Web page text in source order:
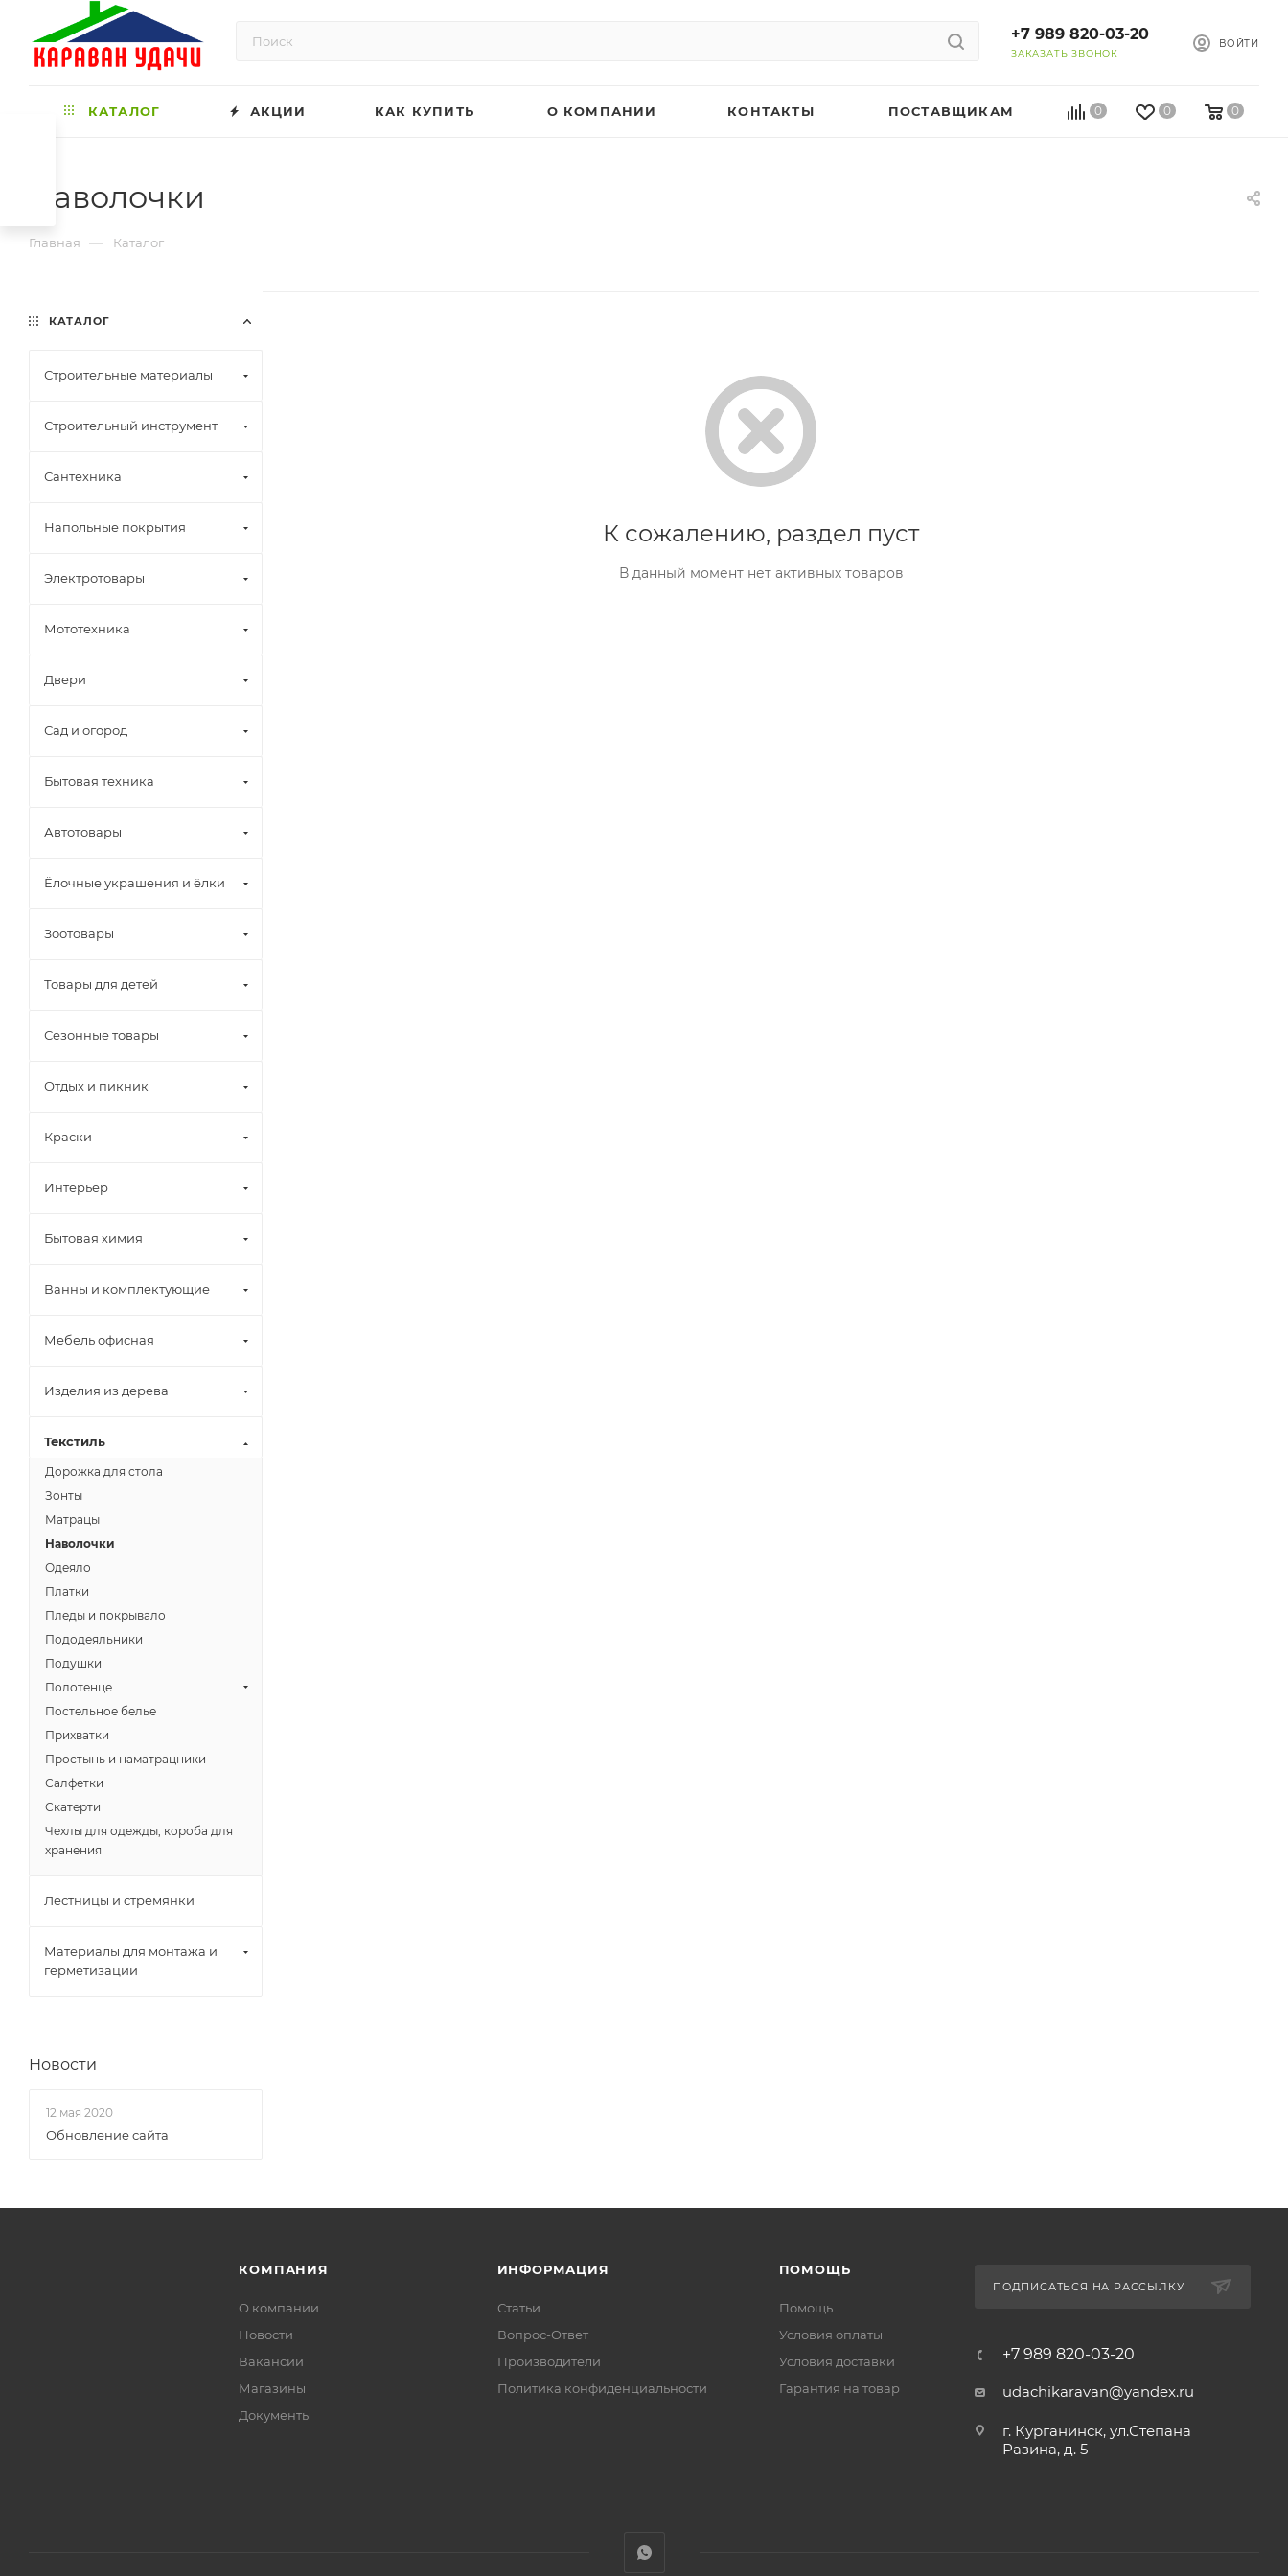
+7 989 820-03-20
ЗАКАЗАТЬ ЗВОНОК
ВОЙТИ
0 0 0
КАТАЛОГ АКЦИИ КАК КУПИТЬ О КОМПАНИИ КОНТАКТЫ ПОСТАВЩИКАМ
Наволочки
Главная — Каталог
К сожалению, раздел пуст
В данный момент нет активных товаров
КАТАЛОГ
Строительные материалы
Строительный инструмент
Сантехника
Напольные покрытия
Электротовары
Мототехника
Двери
Сад и огород
Бытовая техника
Автотовары
Ёлочные украшения и ёлки
Зоотовары
Товары для детей
Сезонные товары
Отдых и пикник
Краски
Интерьер
Бытовая химия
Ванны и комплектующие
Мебель офисная
Изделия из дерева
Текстиль
Дорожка для стола
Зонты
Матрацы
Наволочки
Одеяло
Платки
Пледы и покрывало
Пододеяльники
Подушки
Полотенце
Постельное белье
Прихватки
Простынь и наматрацники
Салфетки
Скатерти
Чехлы для одежды, короба для
хранения
Лестницы и стремянки
Материалы для монтажа и
герметизации
Новости
12 мая 2020
Обновление сайта
КОМПАНИЯ
О компании
Новости
Вакансии
Магазины
Документы
ИНФОРМАЦИЯ
Статьи
Вопрос-Ответ
Производители
Политика конфиденциальности
ПОМОЩЬ
Помощь
Условия оплаты
Условия доставки
Гарантия на товар
ПОДПИСАТЬСЯ НА РАССЫЛКУ
+7 989 820-03-20
udachikaravan@yandex.ru
г. Курганинск, ул.Степана
Разина, д. 5